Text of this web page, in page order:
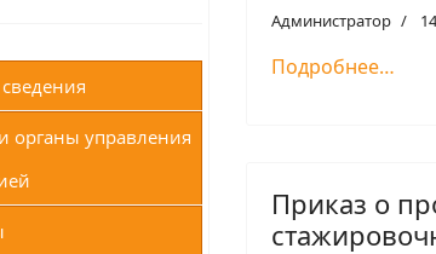
органы управления
Администратор
Подробнее…
Приказ о